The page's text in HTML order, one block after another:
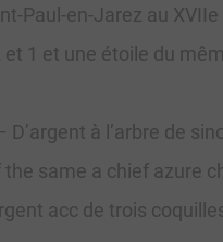
Paul-en-Jarez au
1 et une étoile du
à l’arbre de
same a chief azure
acc de trois